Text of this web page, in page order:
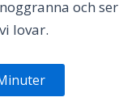
och ser
lovar.